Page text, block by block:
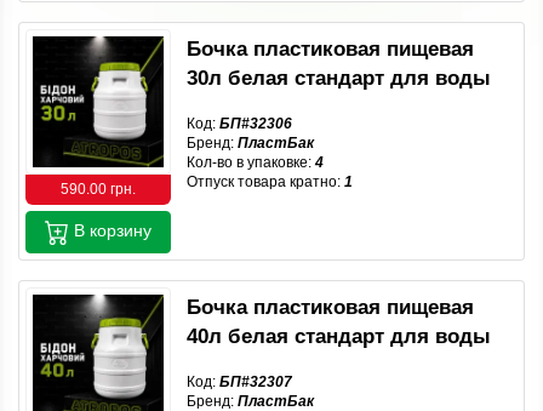
590.00 грн.
Бочка пластиковая пищевая
30л белая стандарт для воды
Код: БП#32306
Бренд: ПластБак
Кол-во в упаковке: 4
Отпуск товара кратно: 1
В корзину
Бочка пластиковая пищевая
40л белая стандарт для воды
Код: БП#32307
Бренд: ПластБак